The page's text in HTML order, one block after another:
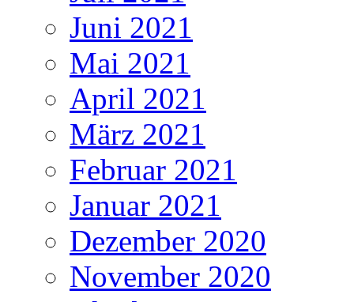
Juni 2021
Mai 2021
April 2021
März 2021
Februar 2021
Januar 2021
Dezember 2020
November 2020